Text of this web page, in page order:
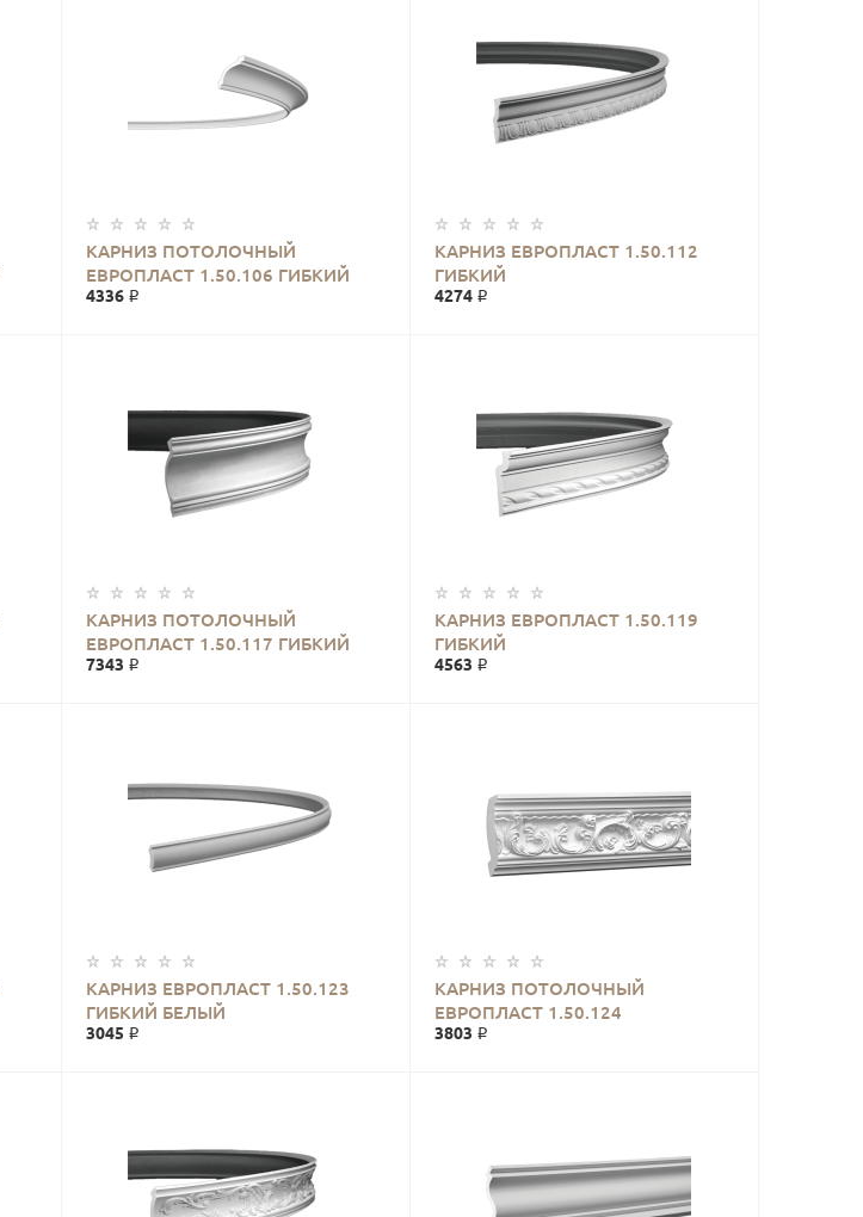
КАРНИЗ ПОТОЛОЧНЫЙ
ЕВРОПЛАСТ 1.50.106 ГИБКИЙ
4336 ₽
КАРНИЗ ЕВРОПЛАСТ 1.50.112
ГИБКИЙ
4274 ₽
КАРНИЗ ПОТОЛОЧНЫЙ
ЕВРОПЛАСТ 1.50.117 ГИБКИЙ
БЕЛЫЙ
7343 ₽
КАРНИЗ ЕВРОПЛАСТ 1.50.119
ГИБКИЙ
4563 ₽
КАРНИЗ ЕВРОПЛАСТ 1.50.123
ГИБКИЙ БЕЛЫЙ
3045 ₽
КАРНИЗ ПОТОЛОЧНЫЙ
ЕВРОПЛАСТ 1.50.124
3803 ₽